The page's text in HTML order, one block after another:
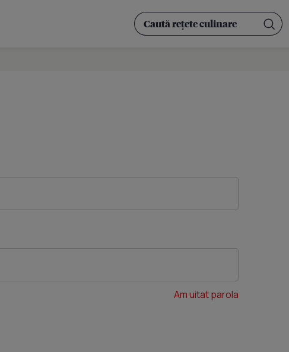
Am uitat parola